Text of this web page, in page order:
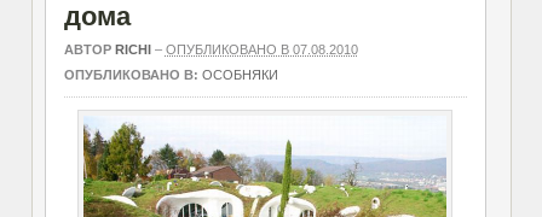
дома
АВТОР RICHI– ОПУБЛИКОВАНО В 07.08.2010
ОПУБЛИКОВАНО В: ОСОБНЯКИ